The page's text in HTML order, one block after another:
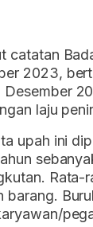
catatan
2023,
Desember
laju
upah ini
Rata-
barang.